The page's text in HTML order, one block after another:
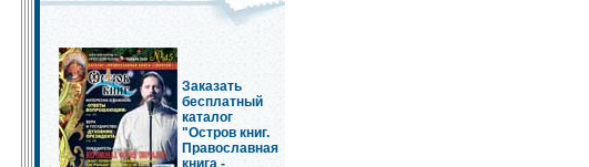
Заказать
бесплатный
каталог
"Остров книг.
Православная
книга -